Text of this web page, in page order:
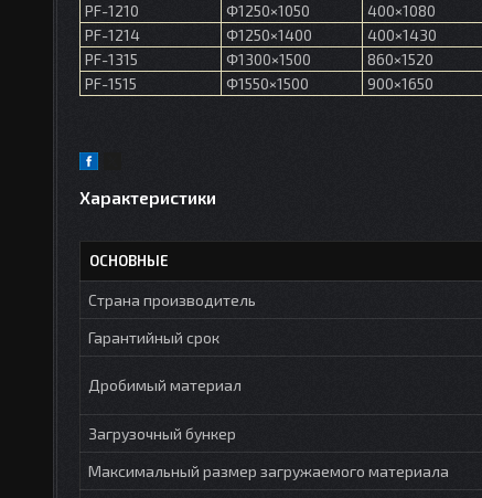
PF-1210
Φ1250×1050 400×1080
PF-1214
Φ1250×1400 400×1430
PF-1315
Φ1300×1500 860×1520
PF-1515
Φ1550×1500 900×1650
Характеристики
ОСНОВНЫЕ
Страна производитель
Гарантийный срок
Дробимый материал
Загрузочный бункер
Максимальный размер загружаемого материала